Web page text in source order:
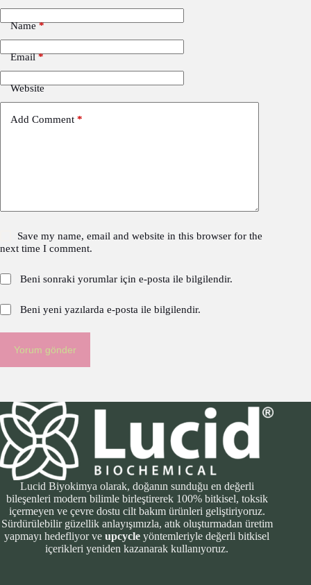
Name*
Email*
Website
Add Comment *
Save my name, email and website in this browser for the
next time I comment.
Beni sonraki yorumlar için e-posta ile bilgilendir.
Beni yeni yazılarda e-posta ile bilgilendir.
Yorum gönder
Lucid Biyokimya olarak, doğanın sunduğu en değerli
bileşenleri modern bilimle birleştirerek 100% bitkisel, toksik
içermeyen ve çevre dostu cilt bakım ürünleri geliştiriyoruz.
Sürdürülebilir güzellik anlayışımızla, atık oluşturmadan üretim
yapmayı hedefliyor veupcycle yöntemleriyle değerli bitkisel
içerikleri yeniden kazanarak kullanıyoruz.